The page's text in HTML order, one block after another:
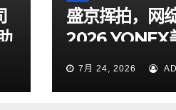
盛京挥拍，网
2026 YONEX
女子网球交流
7月 24, 2026